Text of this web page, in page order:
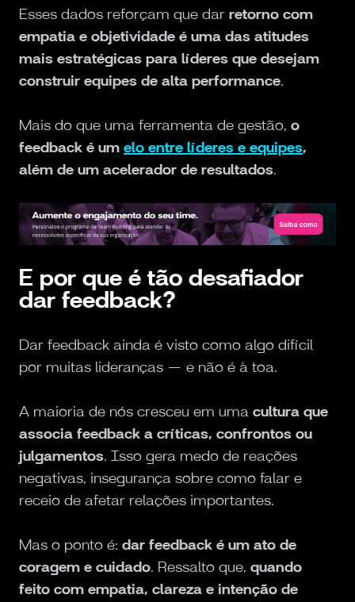
Esses dados reforçam que dar retorno com
empatia e objetividade é uma das atitudes
mais estratégicas para líderes que desejam
construir equipes de alta performance.
Mais do que uma ferramenta de gestão, o
feedback é um elo entre líderes e equipes,
além de um acelerador de resultados.
E por que é tão desafiador
dar feedback?
Dar feedback ainda é visto como algo difícil
por muitas lideranças — e não é à toa.
A maioria de nós cresceu em uma cultura que
associa feedback a críticas, confrontos ou
julgamentos. Isso gera medo de reações
negativas, insegurança sobre como falar e
receio de afetar relações importantes.
Mas o ponto é: dar feedback é um ato de
coragem e cuidado. Ressalto que, quando
feito com empatia, clareza e intenção de